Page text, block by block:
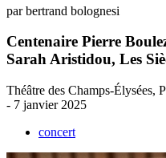
par bertrand bolognesi
Centenaire Pierre
Sarah Aristidou, Les
Théâtre des Champs-Élysées,
- 7 janvier 2025
concert